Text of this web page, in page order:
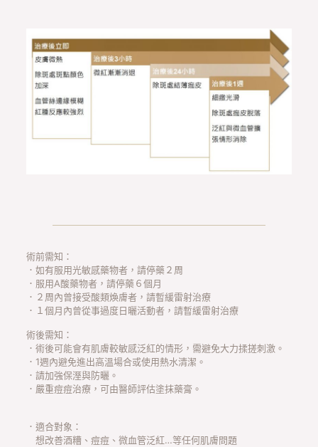
術前需知：
．如有服用光敏感藥物者，請停藥２周
．服用A酸藥物者，請停藥６個月
．２周內曾接受酸類煥膚者，請暫緩雷射治療
．１個月內曾從事過度日曬活動者，請暫緩雷射治療
術後需知：
．術後可能會有肌膚較敏感泛紅的情形，需避免大力揉搓刺激。
．1週內避免進出高溫場合或使用熱水清潔。
．請加強保溼與防曬。
．嚴重痘痘治療，可由醫師評估塗抹藥膏。
．適合對象：
想改善酒糟、痘痘、微血管泛紅…等任何肌膚問題